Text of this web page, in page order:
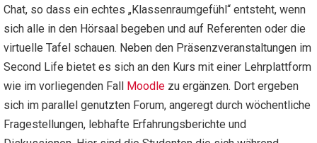
Chat, so dass ein echtes „Klassenraumgefühl“ entsteht, wenn
sich alle in den Hörsaal begeben und auf Referenten oder die
virtuelle Tafel schauen. Neben den Präsenzveranstaltungen im
Second Life bietet es sich an den Kurs mit einer Lehrplattform
wie im vorliegenden Fall Moodle zu ergänzen. Dort ergeben
sich im parallel genutzten Forum, angeregt durch wöchentliche
Fragestellungen, lebhafte Erfahrungsberichte und